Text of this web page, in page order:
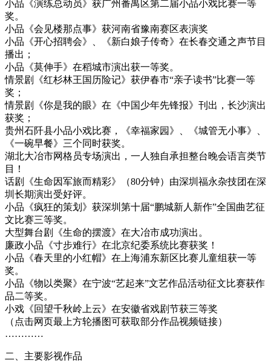
小品《演练总动员》获广州番禺区第二届小品小戏比赛一等
奖。
小品《会见楼那点事》获河南省豫南赛区表演奖
小品《开心招聘会》、《新白娘子传奇》在长春交通之声节目
播出；
小品《莫伸手》在稻城市演出获一等奖。
情景剧《红杉林王国历险记》获伊春市“亲子读书”比赛一等
奖；
情景剧《你是我的眼》在《中国少年先锋报》刊出，长沙演出
获奖；
贵州石阡县小品小戏比赛，《幸福家园》、《城管无小事》、
《一碗早餐》三个同时获奖。
湖北大冶市网格员专场演出，一人独自承担整台晚会语言类节
目！
话剧《生命因军旅而精彩》（80分钟）由深圳福永杂技团在深
圳长期演出受好评。
小品《疯狂的策划》获深圳第十届“鹏城新人新作”全国曲艺征
文比赛三等奖。
大型舞台剧《生命的摆渡》在大冶市成功演出。
廉政小品《寸步难行》在北京纪委系统比赛获奖！
小品《春天里的小红帽》在上海浦东新区比赛儿童组获一等
奖。
小品《物以类聚》在宁波“艺起来”文艺作品活动征文比赛获作
品二等奖。
小戏《回望千秋岭上云》在安徽省戏剧节获三等奖
（点击网页最上方轮播图可获取部分作品视频链接）
…………
二、主要影视作品